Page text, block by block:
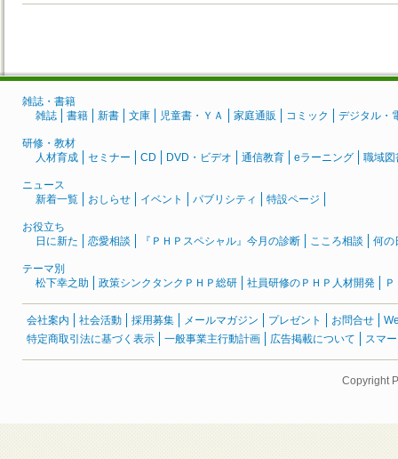
雑誌・書籍
雑誌
書籍 新書 文庫 児童書・ＹＡ 家庭通販 コミック デジタル・
研修・教材
人材育成
セミナー CD DVD・ビデオ 通信教育 eラーニング 職域図
ニュース
新着一覧
おしらせ イベント パブリシティ 特設ページ
お役立ち
日に新た
恋愛相談 『ＰＨＰスペシャル』今月の診断 こころ相談 何の
テーマ別
松下幸之助
政策シンクタンクＰＨＰ総研 社員研修のＰＨＰ人材開発
会社案内 社会活動 採用募集 メールマガジン プレゼント お問合せ
特定商取引法に基づく表示
一般事業主行動計画 広告掲載について スマ
Copyright